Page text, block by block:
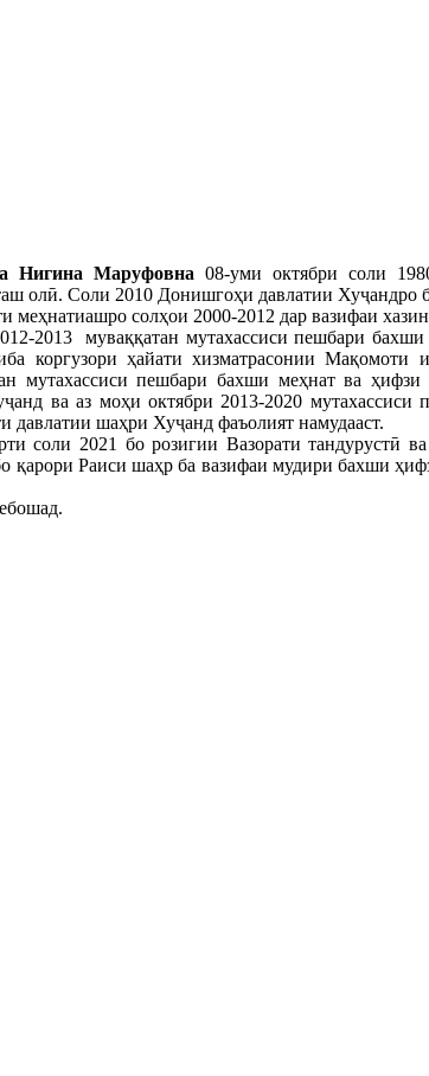
Нигина Маруфовна 08-уми октябри соли
олӣ. Соли 2010 Донишгоҳи давлатии Хуҷандро
меҳнатиашро солҳои 2000-2012 дар вазифаи
2013 муваққатан мутахассиси пешбари
коргузори ҳайати хизматрасонии
мутахассиси пешбари бахши меҳнат ва
ва аз моҳи октябри 2013-2020
давлатии шаҳри Хуҷанд фаъолият намудааст.
соли 2021 бо розигии Вазорати тандурустӣ
қарори Раиси шаҳр ба вазифаи мудири бахши